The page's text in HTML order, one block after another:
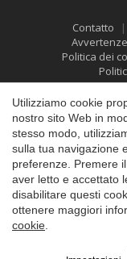
Contatto
Politica dei
Utilizziamo cookie
nostro sito Web in
stesso modo,
sulla tua navigazione
preferenze. Premere
aver letto e accettato
disabilitare questi
ottenere maggiori
cookie
Salva